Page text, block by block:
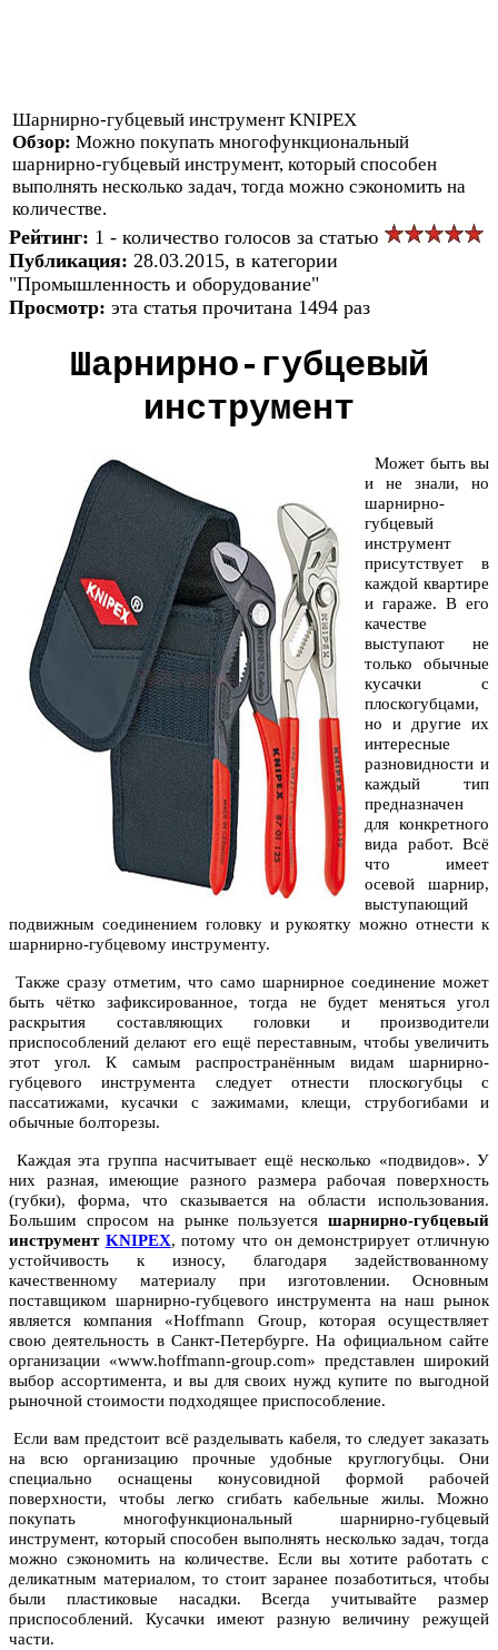
Шарнирно-губцевый инструмент KNIPEX
Обзор: Можно покупать многофункциональный
шарнирно-губцевый инструмент, который способен
выполнять несколько задач, тогда можно сэкономить на
количестве.
Рейтинг: 1 - количество голосов за статью
Публикация: 28.03.2015, в категории
"Промышленность и оборудование"
Просмотр: эта статья прочитана 1494 раз
Шарнирно-губцевый
инструмент
Может быть вы
и не знали, но
шарнирно-
губцевый
инструмент
присутствует в
каждой квартире
и гараже. В его
качестве
выступают не
только обычные
кусачки с
плоскогубцами,
но и другие их
интересные
разновидности и
каждый тип
предназначен
для конкретного
вида работ. Всё
что имеет
осевой шарнир,
выступающий
подвижным соединением головку и рукоятку можно отнести к
шарнирно-губцевому инструменту.
Также сразу отметим, что само шарнирное соединение может
быть чётко зафиксированное, тогда не будет меняться угол
раскрытия составляющих головки и производители
приспособлений делают его ещё переставным, чтобы увеличить
этот угол. К самым распространённым видам шарнирно-
губцевого инструмента следует отнести плоскогубцы с
пассатижами, кусачки с зажимами, клещи, струбогибами и
обычные болторезы.
Каждая эта группа насчитывает ещё несколько «подвидов». У
них разная, имеющие разного размера рабочая поверхность
(губки), форма, что сказывается на области использования.
Большим спросом на рынке пользуется шарнирно-губцевый
инструмент KNIPEX, потому что он демонстрирует отличную
устойчивость к износу, благодаря задействованному
качественному материалу при изготовлении. Основным
поставщиком шарнирно-губцевого инструмента на наш рынок
является компания «Hoffmann Group, которая осуществляет
свою деятельность в Санкт-Петербурге. На официальном сайте
организации «www.hoffmann-group.com» представлен широкий
выбор ассортимента, и вы для своих нужд купите по выгодной
рыночной стоимости подходящее приспособление.
Если вам предстоит всё разделывать кабеля, то следует заказать
на всю организацию прочные удобные круглогубцы. Они
специально оснащены конусовидной формой рабочей
поверхности, чтобы легко сгибать кабельные жилы. Можно
покупать многофункциональный шарнирно-губцевый
инструмент, который способен выполнять несколько задач, тогда
можно сэкономить на количестве. Если вы хотите работать с
деликатным материалом, то стоит заранее позаботиться, чтобы
были пластиковые насадки. Всегда учитывайте размер
приспособлений. Кусачки имеют разную величину режущей
части.